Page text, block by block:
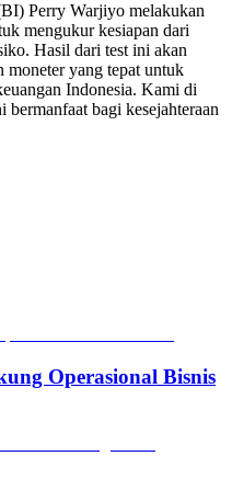
Perry Warjiyo melakukan
mengukur kesiapan dari
Hasil dari test ini akan
moneter yang tepat untuk
Indonesia. Kami di
bermanfaat bagi kesejahteraan
Operasional Bisnis